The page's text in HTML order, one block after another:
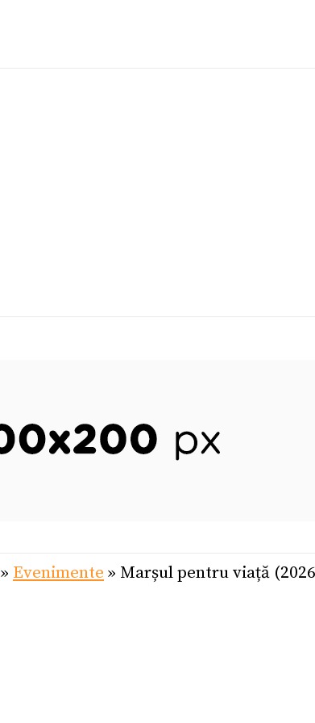
» Evenimente » Marșul pentru viață